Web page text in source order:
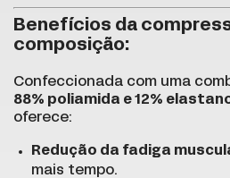
Benefícios da
composição:
Confeccionada com uma
88% poliamida e 12%
oferece:
Redução da fadiga
mais tempo.